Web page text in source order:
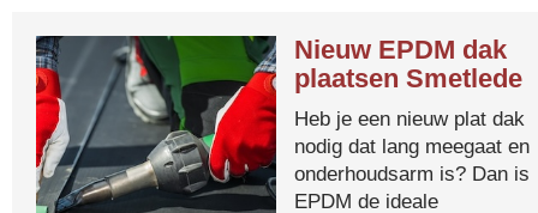
Nieuw EPDM dak
plaatsen Smetlede
Heb je een nieuw plat dak
nodig dat lang meegaat en
onderhoudsarm is? Dan is
EPDM de ideale